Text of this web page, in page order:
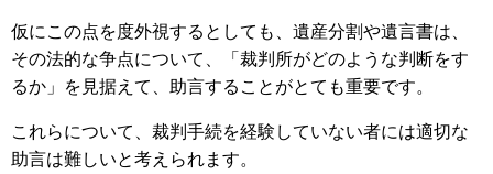
仮にこの点を度外視するとしても、遺産分割や遺言書は、
その法的な争点について、「裁判所がどのような判断をす
るか」を見据えて、助言することがとても重要です。
これらについて、裁判手続を経験していない者には適切な
助言は難しいと考えられます。